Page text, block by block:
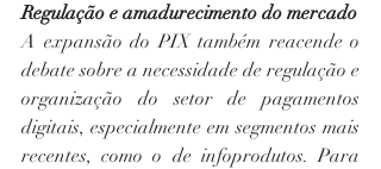
Regulação e amadurecimento do mercado
A expansão do PIX também reacende o
debate sobre a necessidade de regulação e
organização do setor de pagamentos
digitais, especialmente em segmentos mais
recentes, como o de infoprodutos. Para